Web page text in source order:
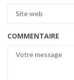
COMMENTAIRE